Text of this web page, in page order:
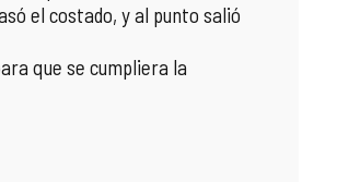
el costado, y al punto salió
que se cumpliera la